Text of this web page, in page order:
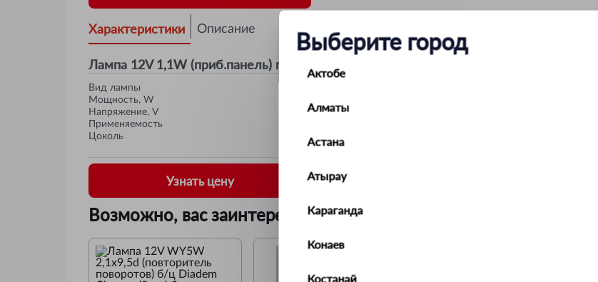
Выберите город
Актобе
Алматы
Астана
Атырау
Караганда
Конаев
Костанай
Характеристики Описание
Лампа 12V 1,1W (приб.панель) пластик цок. (BX8.4d) оранжевый (OSRAM) Original Line
Вид лампы
Мощность, W
Напряжение, V
Применяемость
Цоколь
Узнать цену
Возможно, вас заинтересует